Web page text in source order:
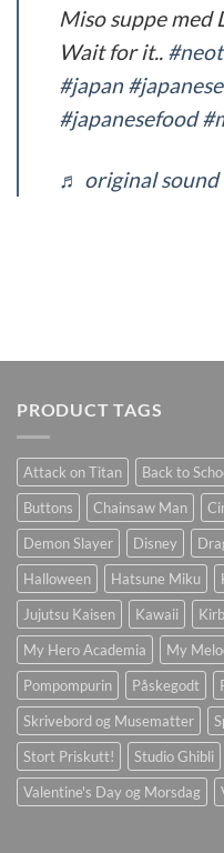
Miso suppe med
Wait for it..
#japan #japanese
#japanesefood
♬ original sound
PRODUCT TAGS
Attack on Titan Back to
Buttons
Chainsaw Man
Demon Slayer
Disney
Halloween
Hatsune Miku
Jujutsu Kaisen
Kawaii
My Hero Academia
My
Pompompurin
Påskegodt
Skrivebord og Musematter
Stort Priskutt!
Studio Ghibli
Valentine's Day og Morsdag